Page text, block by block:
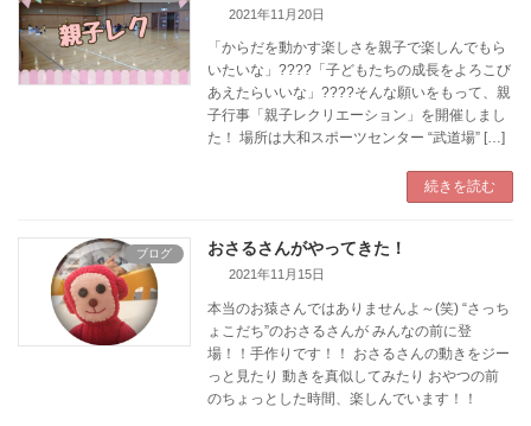
2021年11月20日
「からだを動かす楽しさを親子で楽しんでもら
いたいな」????「子どもたちの成長をよろこび
あえたらいいな」????そんな願いをもって、親
子行事「親子レクリエーション」を開催しまし
た！ 場所は大和スポーツセンター “武道場” […]
続きを読む
ブログ おさるさんがやってきた！
2021年11月15日
本当のお猿さんではありませんよ～(笑) “さっち
ょこだち”のおさるさんが みんなの前に登
場！！手作りです！！ おさるさんの動きをジー
っと見たり 動きを真似してみたり おやつの前
のちょっとした時間、楽しんでいます！！